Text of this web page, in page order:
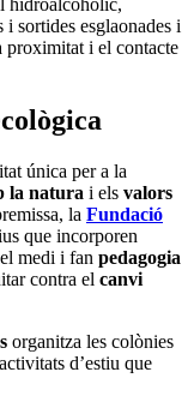
hidroalcohòlic,
sortides esglaonades i
proximitat i el contacte
única per a la
la natura i els valors
la Fundació
que incorporen
medi i fan pedagogia
contra el canvi
organitza les colònies
d’estiu que